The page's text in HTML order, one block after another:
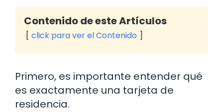
Contenido de este Artículos
click para ver el Contenido
Primero, es importante entender qué
es exactamente una tarjeta de
residencia.